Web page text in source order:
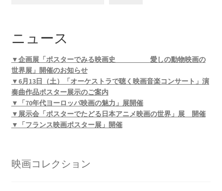
ニュース
▼企画展「ポスターでみる映画史 愛しの動物映画の
世界展」開催のお知らせ
▼6月13日（土）「オーケストラで聴く映画音楽コンサート」演
奏曲作品ポスター展示のご案内
▼「70年代ヨーロッパ映画の魅力」展開催
▼展示会「ポスターでたどる日本アニメ映画の世界」展 開催
▼「フランス映画ポスター展」開催
映画コレクション